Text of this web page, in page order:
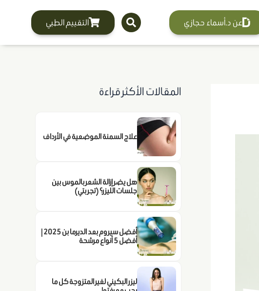
عن د.أسماء حجازي التقييم الطبي
المقالات الأكثر قراءة
علاج السمنة الموضعية في الأرداف
هل يضر إزالة الشعر بالموس بين
جلسات الليزر؟ (تجربتي)
أفضل سيروم بعد الديرما بن 2025 |
أفضل 5 أنواع مرشحة
ليزر البكيني لغير المتزوجة كل ما